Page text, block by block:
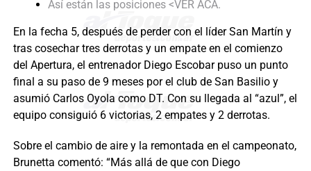
Así están las posiciones <VER ACÁ.
En la fecha 5, después de perder con el líder San Martín y
tras cosechar tres derrotas y un empate en el comienzo
del Apertura, el entrenador Diego Escobar puso un punto
final a su paso de 9 meses por el club de San Basilio y
asumió Carlos Oyola como DT. Con su llegada al “azul”, el
equipo consiguió 6 victorias, 2 empates y 2 derrotas.
Sobre el cambio de aire y la remontada en el campeonato,
Brunetta comentó: “Más allá de que con Diego